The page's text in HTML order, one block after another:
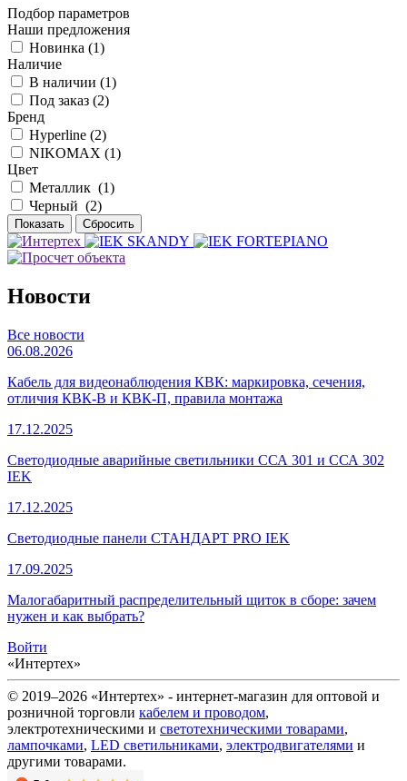
Подбор параметров
Наши предложения
Новинка (1)
Наличие
В наличии (1)
Под заказ (2)
Бренд
Hyperline (2)
NIKOMAX (1)
Цвет
Металлик (1)
Черный (2)
Новости
Все новости
06.08.2026
Кабель для видеонаблюдения КВК: маркировка, сечения,
отличия КВК-В и КВК-П, правила монтажа
17.12.2025
Светодиодные аварийные светильники ССА 301 и ССА 302
IEK
17.12.2025
Светодиодные панели СТАНДАРТ PRO IEK
17.09.2025
Малогабаритный распределительный щиток в сборе: зачем
нужен и как выбрать?
Войти
«Интертех»
© 2019–2026 «Интертех» - интернет-магазин для оптовой и
розничной торговли кабелем и проводом,
электротехническими и светотехническими товарами,
лампочками, LED светильниками, электродвигателями и
другими товарами.